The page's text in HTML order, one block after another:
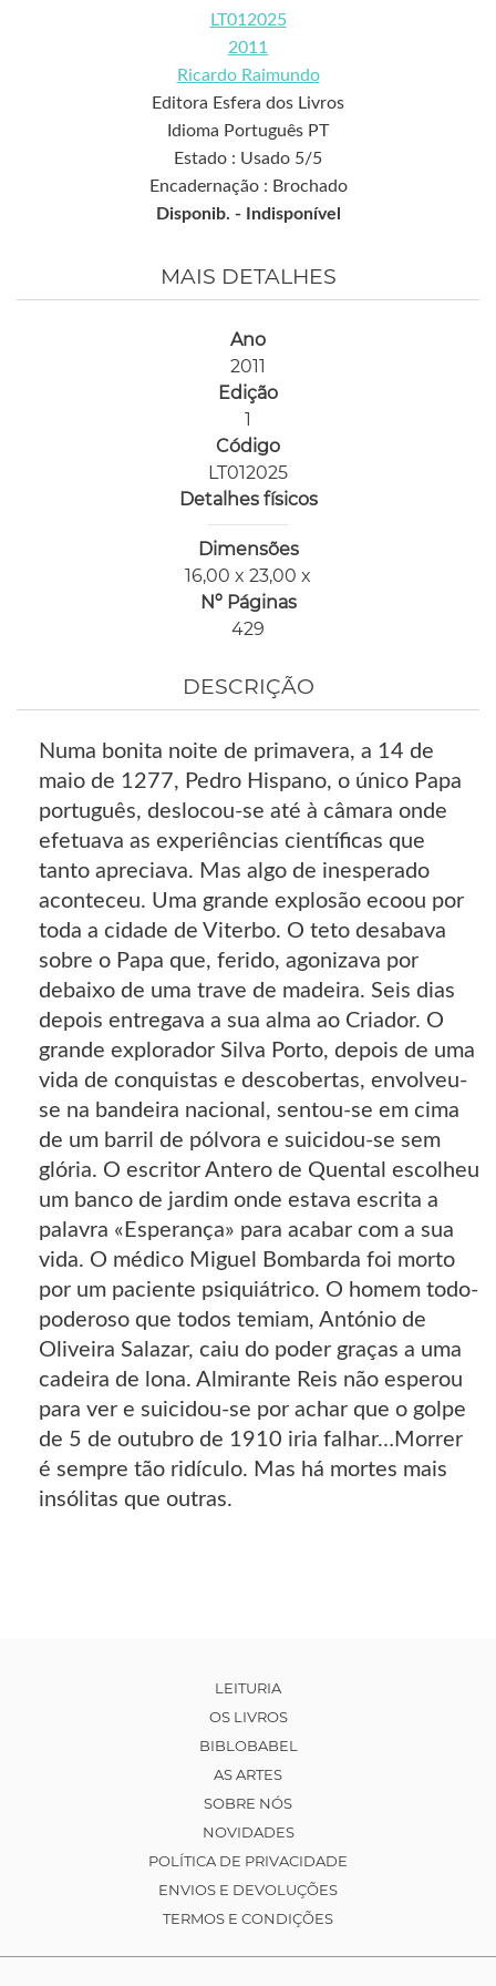
LT012025
2011
Ricardo Raimundo
Editora Esfera dos Livros
Idioma Português PT
Estado : Usado 5/5
Encadernação : Brochado
Disponib. -
Indisponível
MAIS DETALHES
Ano
2011
Edição
1
Código
LT012025
Detalhes físicos
Dimensões
16,00 x 23,00 x
Nº Páginas
429
DESCRIÇÃO
Numa bonita noite de primavera, a 14 de
maio de 1277, Pedro Hispano, o único Papa
português, deslocou-se até à câmara onde
efetuava as experiências científicas que
tanto apreciava. Mas algo de inesperado
aconteceu. Uma grande explosão ecoou por
toda a cidade de Viterbo. O teto desabava
sobre o Papa que, ferido, agonizava por
debaixo de uma trave de madeira. Seis dias
depois entregava a sua alma ao Criador. O
grande explorador Silva Porto, depois de uma
vida de conquistas e descobertas, envolveu-
se na bandeira nacional, sentou-se em cima
de um barril de pólvora e suicidou-se sem
glória. O escritor Antero de Quental escolheu
um banco de jardim onde estava escrita a
palavra «Esperança» para acabar com a sua
vida. O médico Miguel Bombarda foi morto
por um paciente psiquiátrico. O homem todo-
poderoso que todos temiam, António de
Oliveira Salazar, caiu do poder graças a uma
cadeira de lona. Almirante Reis não esperou
para ver e suicidou-se por achar que o golpe
de 5 de outubro de 1910 iria falhar…Morrer
é sempre tão ridículo. Mas há mortes mais
insólitas que outras.
LEITURIA
OS LIVROS
BIBLOBABEL
AS ARTES
SOBRE NÓS
NOVIDADES
POLÍTICA DE PRIVACIDADE
ENVIOS E DEVOLUÇÕES
TERMOS E CONDIÇÕES